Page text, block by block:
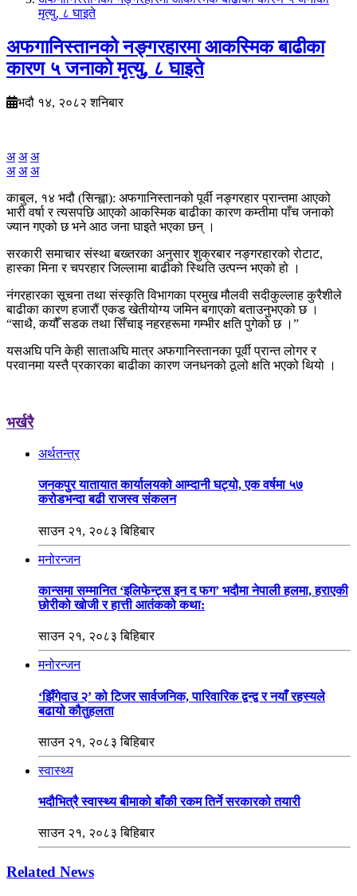
मृत्यु, ८ घाइते
अफगानिस्तानको नङ्गरहारमा आकस्मिक बाढीका
कारण ५ जनाको मृत्यु, ८ घाइते
भदौ १४, २०८२ शनिबार
अ अ अ
अ अ अ
काबुल, १४ भदौ (सिन्ह्वा): अफगानिस्तानको पूर्वी नङ्गरहार प्रान्तमा आएको
भारी वर्षा र त्यसपछि आएको आकस्मिक बाढीका कारण कम्तीमा पाँच जनाको
ज्यान गएको छ भने आठ जना घाइते भएका छन् ।
सरकारी समाचार संस्था बख्तरका अनुसार शुक्रबार नङ्गरहारको रोटाट,
हास्का मिना र चपरहार जिल्लामा बाढीको स्थिति उत्पन्न भएको हो ।
नंगरहारका सूचना तथा संस्कृति विभागका प्रमुख मौलवी सदीकुल्लाह कुरैशीले
बाढीका कारण हजारौं एकड खेतीयोग्य जमिन बगाएको बताउनुभएको छ ।
“साथै, कयौँ सडक तथा सिँचाइ नहरहरूमा गम्भीर क्षति पुगेको छ ।”
यसअघि पनि केही साताअघि मात्र अफगानिस्तानका पूर्वी प्रान्त लोगर र
परवानमा यस्तै प्रकारका बाढीका कारण जनधनको ठूलो क्षति भएको थियो ।
भर्खरै
अर्थतन्त्र
जनकपुर यातायात कार्यालयको आम्दानी घट्यो, एक वर्षमा ५७
करोडभन्दा बढी राजस्व संकलन
साउन २१, २०८३ बिहिबार
मनोरन्जन
कान्समा सम्मानित ‘इलिफेन्ट्स इन द फग’ भदौमा नेपाली हलमा, हराएकी
छोरीको खोजी र हात्ती आतंकको कथा:
साउन २१, २०८३ बिहिबार
मनोरन्जन
‘झिँगेदाउ २’ को टिजर सार्वजनिक, पारिवारिक द्वन्द्व र नयाँ रहस्यले
बढायो कौतुहलता
साउन २१, २०८३ बिहिबार
स्वास्थ्य
भदौभित्रै स्वास्थ्य बीमाको बाँकी रकम तिर्ने सरकारको तयारी
साउन २१, २०८३ बिहिबार
Related News